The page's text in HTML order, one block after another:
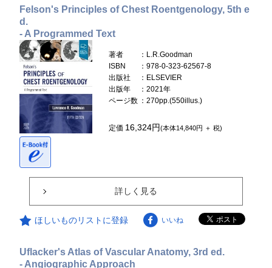
Felson's Principles of Chest Roentgenology, 5th e
d.
- A Programmed Text
著者
：L.R.Goodman
ISBN
：978-0-323-62567-8
出版社
：ELSEVIER
出版年
：2021年
ページ数 ：270pp.(550illus.)
定価 16,324円(本体14,840円 ＋ 税)
詳しく見る
ほしいものリストに登録 いいね
Uflacker's Atlas of Vascular Anatomy, 3rd ed.
- Angiographic Approach